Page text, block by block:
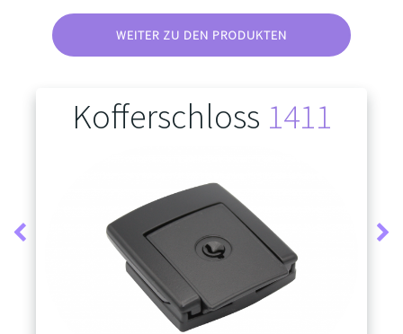
WEITER ZU DEN PRODUKTEN
Kofferschloss 1411